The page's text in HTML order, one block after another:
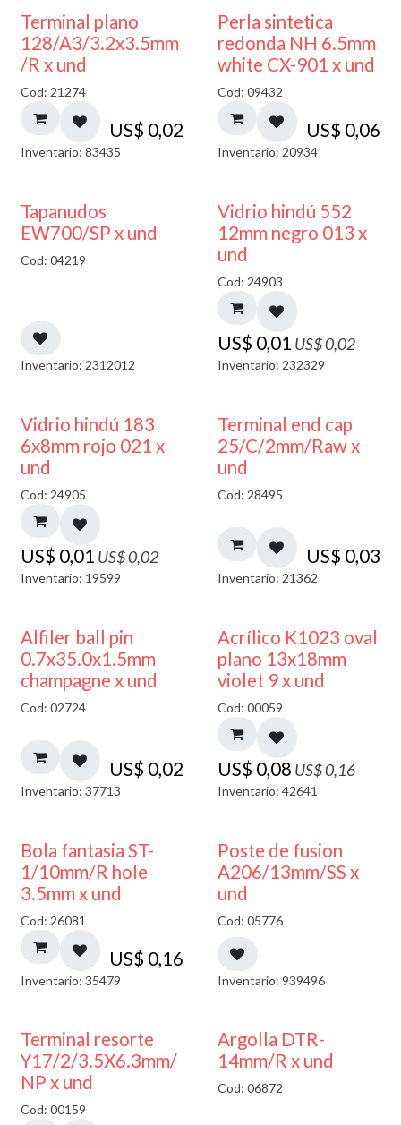
Terminal plano
128/A3/3.2x3.5mm
/R x und
Cod: 21274
US$ 0,02
Inventario: 83435
Perla sintetica
redonda NH 6.5mm
white CX-901 x und
Cod: 09432
US$ 0,06
Inventario: 20934
50% DESCUENTO
Tapanudos
EW700/SP x und
Cod: 04219
Inventario: 2312012
40% DESCUENTO
Vidrio hindú 552
12mm negro 013 x
und
Cod: 24903
US$ 0,01US$0,02
Inventario: 232329
40% DESCUENTO
Vidrio hindú 183
6x8mm rojo 021 x
und
Cod: 24905
US$ 0,01US$0,02
Inventario: 19599
Terminal end cap
25/C/2mm/Raw x
und
Cod: 28495
US$ 0,03
Inventario: 21362
Alfiler ball pin
0.7x35.0x1.5mm
champagne x und
Cod: 02724
US$ 0,02
Inventario: 37713
50% DESCUENTO
Acrílico K1023 oval
plano 13x18mm
violet 9 x und
Cod: 00059
US$ 0,08US$0,16
Inventario: 42641
Bola fantasia ST-
1/10mm/R hole
3.5mm x und
Cod: 26081
US$ 0,16
Inventario: 35479
Poste de fusion
A206/13mm/SS x
und
Cod: 05776
Inventario: 939496
50% DESCUENTO
Terminal resorte
Y17/2/3.5X6.3mm/
NP x und
Cod: 00159
Argolla DTR-
14mm/R x und
Cod: 06872